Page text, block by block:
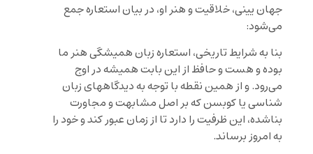
جهان ‌یینی، خلاقیت و هنر او، در بیان استعاره جمع
می‌شود:
بنا به شرایط تاریخی، استعاره زبان همیشگی هنر ما
بوده و هست و حافظ از این بابت همیشه در اوج
می‌رود. و از همین نقطه با توجه به دیدگاههای زبان
شناسی یا کوبسن که بر اصل مشابهت و مجاورت
بناشده، این ظرفیت را دارد تا از زمان عبور کند و خود را
به امروز برساند.